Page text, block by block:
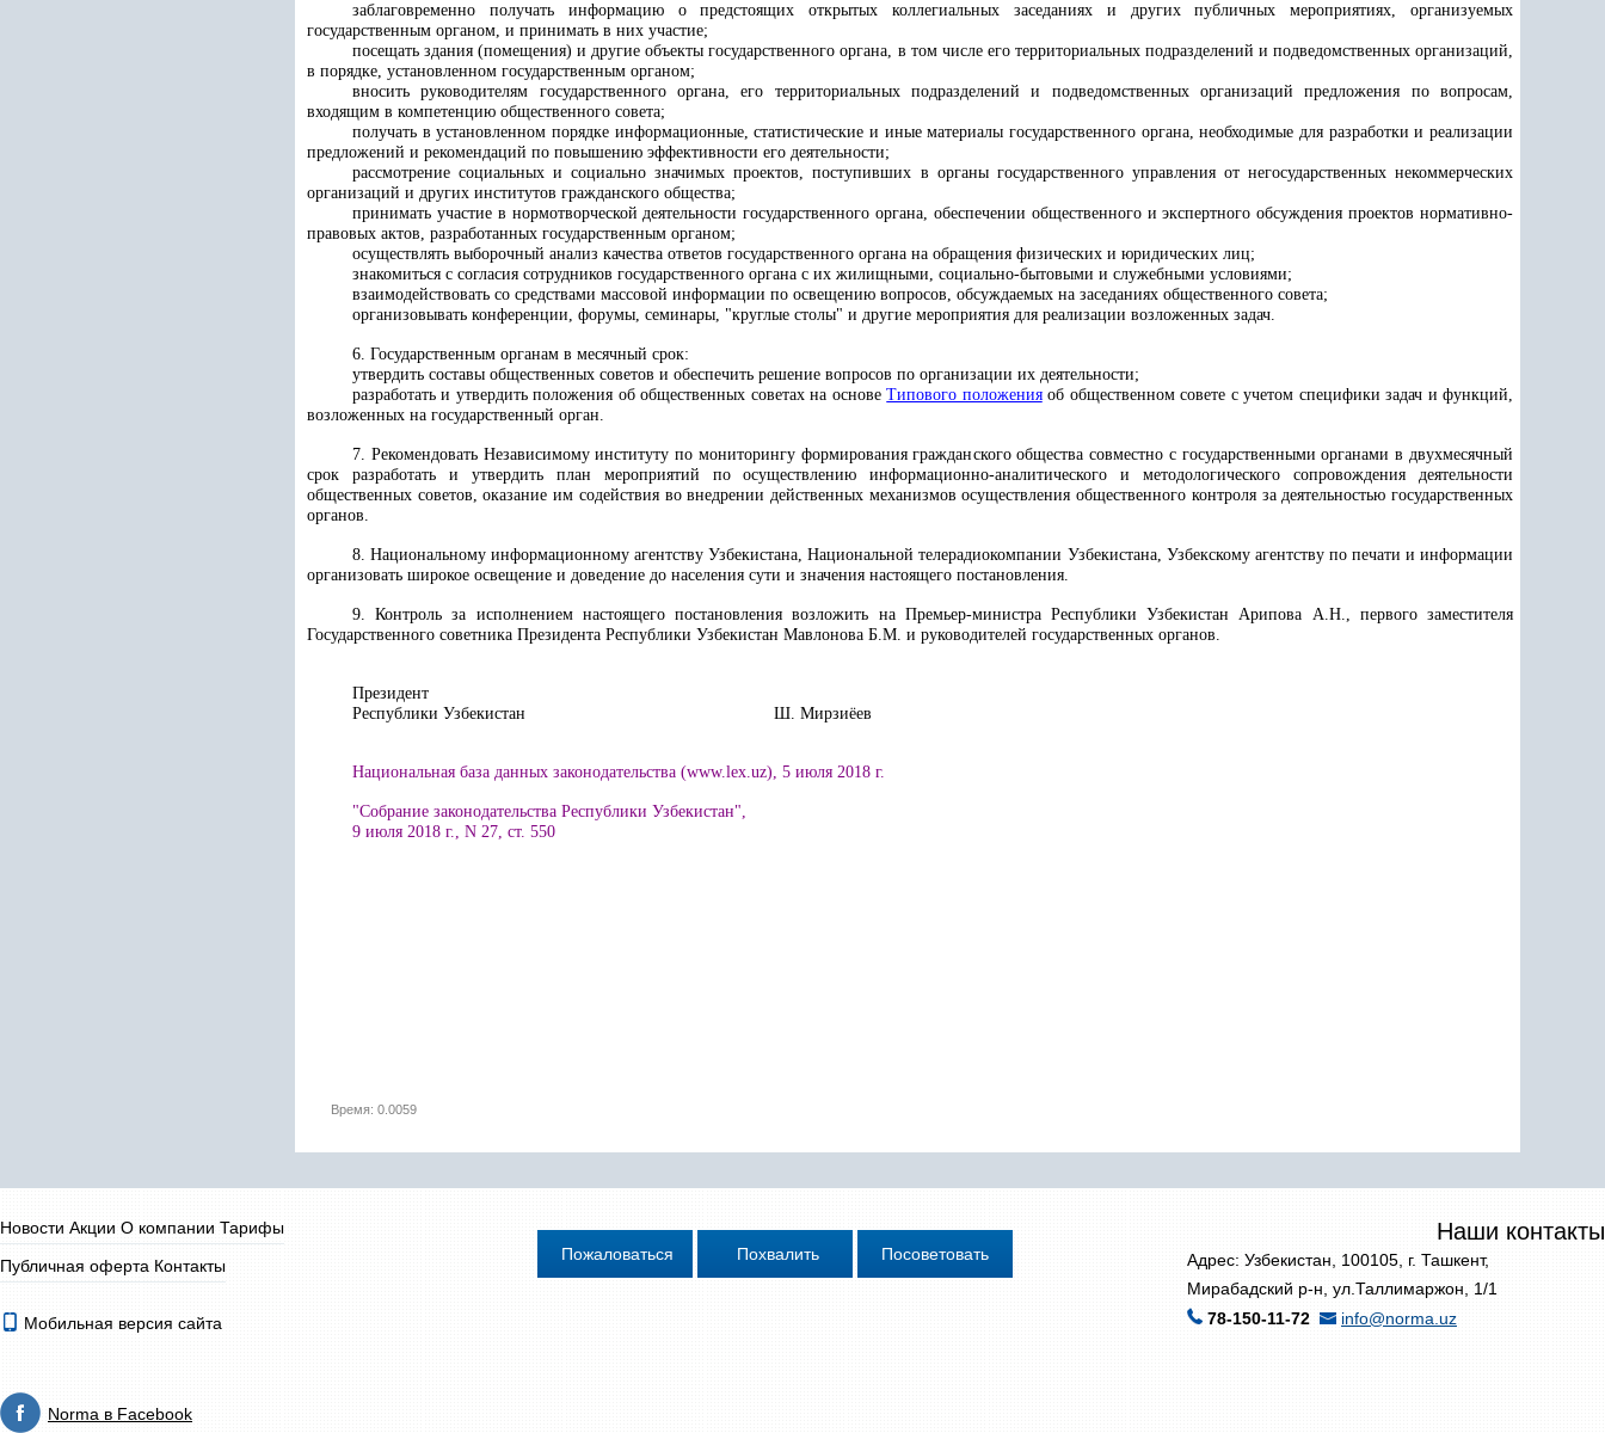
заблаговременно получать информацию о предстоящих открытых коллегиальных заседаниях и других публичных мероприятиях, организуемых
государственным органом, и принимать в них участие;
посещать здания (помещения) и другие объекты государственного органа, в том числе его территориальных подразделений и подведомственных организаций,
в порядке, установленном государственным органом;
вносить руководителям государственного органа, его территориальных подразделений и подведомственных организаций предложения по вопросам,
входящим в компетенцию общественного совета;
получать в установленном порядке информационные, статистические и иные материалы государственного органа, необходимые для разработки и реализации
предложений и рекомендаций по повышению эффективности его деятельности;
рассмотрение социальных и социально значимых проектов, поступивших в органы государственного управления от негосударственных некоммерческих
организаций и других институтов гражданского общества;
принимать участие в нормотворческой деятельности государственного органа, обеспечении общественного и экспертного обсуждения проектов нормативно-
правовых актов, разработанных государственным органом;
осуществлять выборочный анализ качества ответов государственного органа на обращения физических и юридических лиц;
знакомиться с согласия сотрудников государственного органа с их жилищными, социально-бытовыми и служебными условиями;
взаимодействовать со средствами массовой информации по освещению вопросов, обсуждаемых на заседаниях общественного совета;
организовывать конференции, форумы, семинары, "круглые столы" и другие мероприятия для реализации возложенных задач.
6. Государственным органам в месячный срок:
утвердить составы общественных советов и обеспечить решение вопросов по организации их деятельности;
разработать и утвердить положения об общественных советах на основеТипового положенияоб общественном совете с учетом специфики задач и функций,
возложенных на государственный орган.
7. Рекомендовать Независимому институту по мониторингу формирования гражданского общества совместно с государственными органами в двухмесячный
срок разработать и утвердить план мероприятий по осуществлению информационно-аналитического и методологического сопровождения деятельности
общественных советов, оказание им содействия во внедрении действенных механизмов осуществления общественного контроля за деятельностью государственных
органов.
8. Национальному информационному агентству Узбекистана, Национальной телерадиокомпании Узбекистана, Узбекскому агентству по печати и информации
организовать широкое освещение и доведение до населения сути и значения настоящего постановления.
9. Контроль за исполнением настоящего постановления возложить на Премьер-министра Республики Узбекистан Арипова А.Н., первого заместителя
Государственного советника Президента Республики Узбекистан Мавлонова Б.М. и руководителей государственных органов.
Президент
Республики Узбекистан Ш. Мирзиёев
Национальная база данных законодательства (www.lex.uz), 5 июля 2018 г.
"Собрание законодательства Республики Узбекистан",
9 июля 2018 г., N 27, ст. 550
Время: 0.0059
Новости Акции О компании Тарифы
Публичная оферта Контакты
Наши контакты
Адрес: Узбекистан, 100105, г. Ташкент,
Мирабадский р-н, ул.Таллимаржон, 1/1
78-150-11-72
info@norma.uz
Мобильная версия сайта
Norma в Facebook